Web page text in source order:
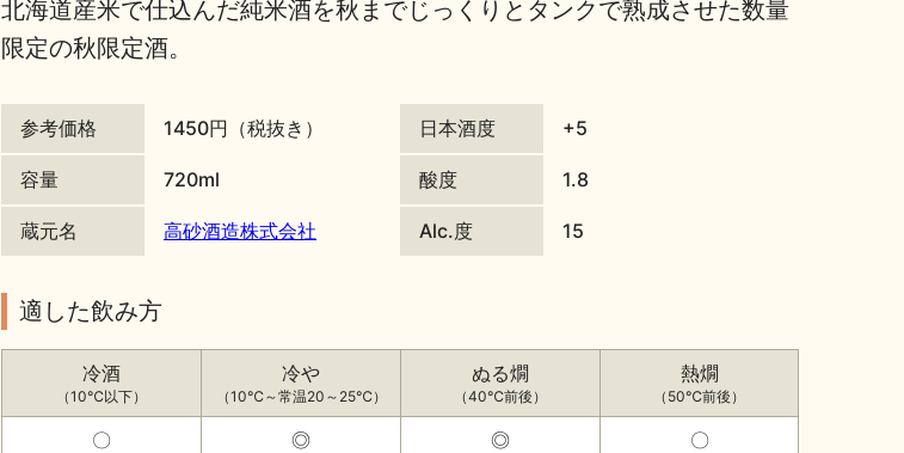
北海道産米で仕込んだ純米酒を秋までじっくりとタンクで熟成させた数量
限定の秋限定酒。
参考価格 1450円（税抜き）
容量 720ml
蔵元名 高砂酒造株式会社
日本酒度 +5
酸度 1.8
Alc.度 15
適した飲み方
冷酒
（10℃以下）
冷や
（10℃～常温20～25℃）
ぬる燗
（40℃前後）
熱燗
（50℃前後）
〇 ◎ ◎ 〇